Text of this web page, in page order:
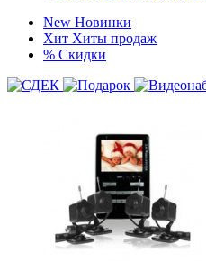
New Новинки
Хит Хиты продаж
% Скидки